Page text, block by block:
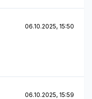
06.10.2025, 15:50
06.10.2025, 15:59